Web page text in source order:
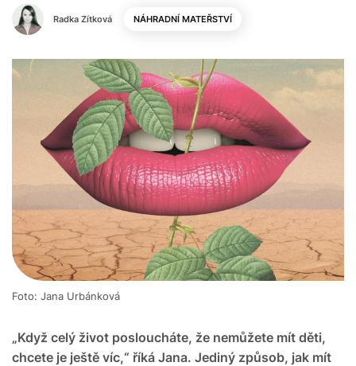
Radka Zítková NÁHRADNÍ MATEŘSTVÍ
„Když celý život posloucháte, že nemůžete mít děti,
chcete je ještě víc,“ říká Jana. Jediný způsob, jak mít
Foto: Jana Urbánková